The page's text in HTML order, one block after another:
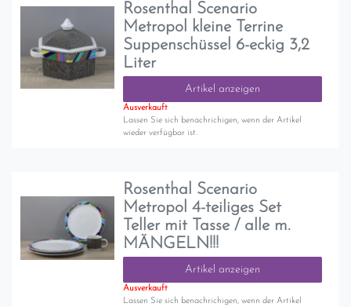
Rosenthal Scenario
Metropol kleine Terrine
Suppenschüssel 6-eckig 3,2
Liter
Artikel anzeigen
Ausverkauft
Lassen Sie sich benachrichigen, wenn der Artikel
wieder verfügbar ist.
Rosenthal Scenario
Metropol 4-teiliges Set
Teller mit Tasse / alle m.
MÄNGELN!!!
Artikel anzeigen
Ausverkauft
Lassen Sie sich benachrichigen, wenn der Artikel